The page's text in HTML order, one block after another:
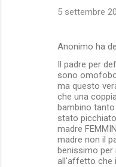
5 settembre
Anonimo ha
Il padre per
sono
ma questo
che una
bambino
stato
madre
madre non il
benissimo per
all'affetto che